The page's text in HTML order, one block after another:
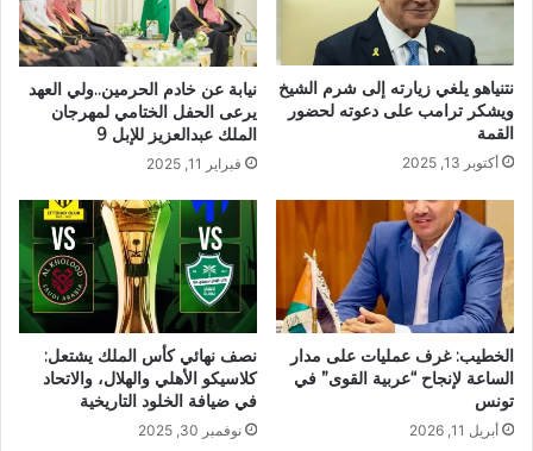
نتنياهو يلغي زيارته إلى شرم الشيخ
ويشكر ترامب على دعوته لحضور
القمة
أكتوبر 13, 2025
نيابة عن خادم الحرمين..ولي العهد
يرعى الحفل الختامي لمهرجان
الملك عبدالعزيز للإبل 9
فبراير 11, 2025
الخطيب: غرف عمليات على مدار
الساعة لإنجاح “عربية القوى” في
تونس
أبريل 11, 2026
نصف نهائي كأس الملك يشتعل:
كلاسيكو الأهلي والهلال، والاتحاد
في ضيافة الخلود التاريخية
نوفمبر 30, 2025